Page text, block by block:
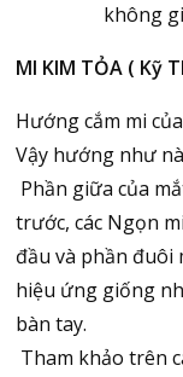
không
MI KIM TỎA ( Kỹ
Hướng cắm mi
Vậy hướng như
Phần giữa của
trước, các Ngọn
đầu và phần đuôi
hiệu ứng giống
bàn tay.
Tham khảo trên